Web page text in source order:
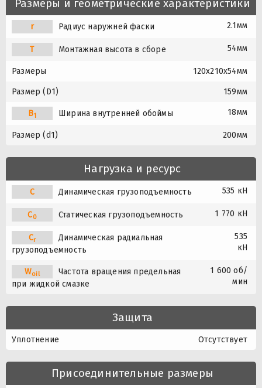
Размеры и геометрические характеристики
r Радиус наружней фаски 2.1мм
T Монтажная высота в сборе 54мм
Размеры 120x210x54мм
Размер (D1) 159мм
B1 Ширина внутренней обоймы 18мм
Размер (d1) 200мм
Нагрузка и ресурс
C Динамическая грузоподъемность 535 кН
C0 Статическая грузоподъемность 1 770 кН
Cr
Динамическая радиальная
грузоподъемность
535
кН
Woil
Частота вращения предельная
при жидкой смазке
1 600 об/
мин
Защита
Уплотнение Отсутствует
Присоединительные размеры